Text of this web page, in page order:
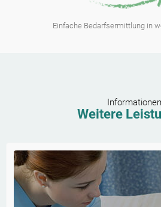
Einfache Bedarfsermittlung in
Informationen
Weitere